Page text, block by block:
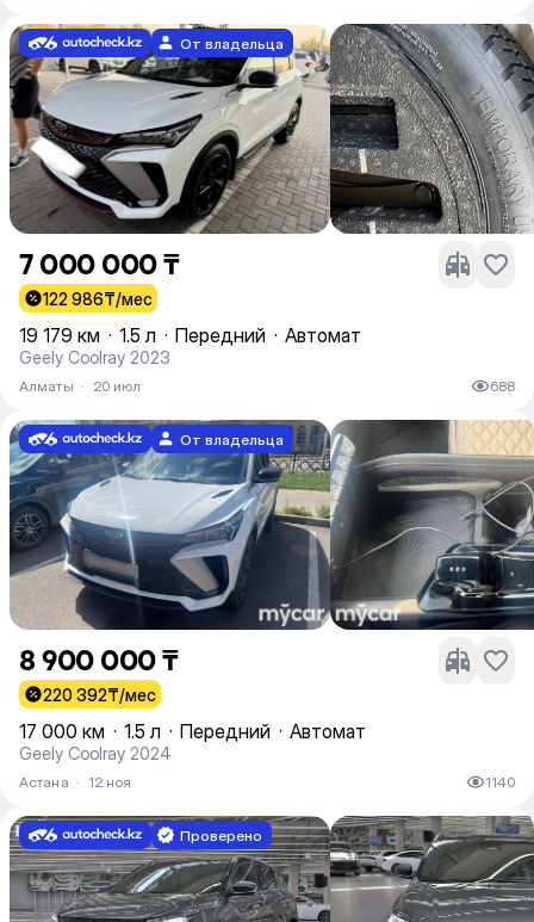
От владельца
7 000 000 ₸
122 986₸/мес
19 179 км · 1.5 л · Передний · Автомат
Geely Coolray 2023
Алматы · 20 июл 688
От владельца
8 900 000 ₸
220 392₸/мес
17 000 км · 1.5 л · Передний · Автомат
Geely Coolray 2024
Астана · 12 ноя 1140
Проверено